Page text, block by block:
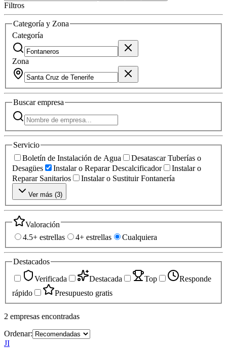
Filtros
Categoría y Zona
Categoría
Zona
Buscarempresa
Servicio
Boletín de Instalación de Agua
Desatascar Tuberías o
Desagües
Instalar o Reparar Descalcificador
Instalar o
Reparar Sanitarios
Instalar o Sustituir Fontanería
Ver más (3)
Valoración
4.5+ estrellas
4+ estrellas Cualquiera
Destacados
Verificada
Destacada Top
Responde
rápido
Presupuesto gratis
2 empresas encontradas
Ordenar:
JI